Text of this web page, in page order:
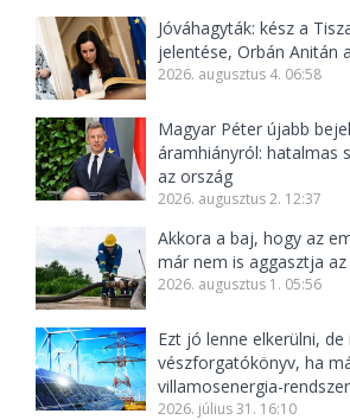
Jóváhagyták: kész a
jelentése, Orbán Anitán
2026. augusztus 4. 06:58
Magyar Péter újabb
áramhiányról: hatalmas
az ország
2026. augusztus 2. 12:37
Akkora a baj, hogy az
már nem is aggasztja
2026. augusztus 1. 05:56
Ezt jó lenne elkerülni, de
vészforgatókönyv, ha
villamosenergia-rendszer
2026. július 31. 16:10